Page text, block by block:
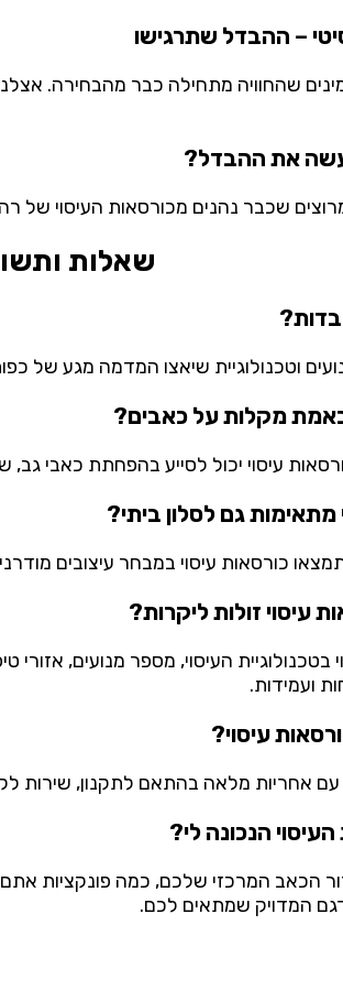
– ההבדל שתרגישו
שהחוויה מתחילה כבר מהבחירה.
את ההבדל?
שכבר נהנים מכורסאות העיסוי של
שאלות
וטכנולוגיית שיאצו המדמה מגע של
מקלות על כאבים?
עיסוי יכול לסייע בהפחתת כאבי גב,
גם לסלון ביתי?
כורסאות עיסוי במבחר עיצובים
עיסוי זולות ליקרות?
בטכנולוגיית העיסוי, מספר מנועים,
ועמידות.
עיסוי?
עם אחריות מלאה בהתאם לתקנון, שירות
הנכונה לי?
הכאב המרכזי שלכם, כמה פונקציות אתם
המדויק שמתאים לכם.